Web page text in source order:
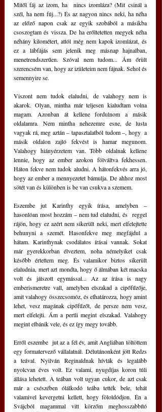
Mitől fáj az izom, ha  nincs izomláza? (Mit csinál a
szél, ha nem fúj...?) És az nagyon nincs neki, ha néha
az előző napon csak az egyik szobából a másikba
csoszogtam és vissza. De ha erőltetetten megyek néha
néhány kilométert, attól még nem kapok izomlázat, és
ez a lábfájás sem jelenik meg másnap hajnalban,
menetrendszerűen. Szóval nem tudom... Ám őrült
szerencsém van, hogy az izületeim nem fájnak. Sehol és
semennyire se.
Viszont nem tudok elaludni, de valahogy nem is
akarok. Olyan, mintha már teljesen kialudtam volna
magam. Azonban át kellene fordulnom a másik
oldalamra. Nem mintha nehezemre esne, de lusta
vagyak rá, meg aztán – tapasztalatból tudom –, hogy  a
másik oldalon zajló fekvést is hamar megunom.
Valahogy hiányérzetem van. Több oldalnak kellene
lennie, hogy az ember azokon fölváltva fekhessen.
Háton fekve nem tudok aludni. A hátonfekvés arra jó,
hogy az ember a mennyezetet bámulja. De ahhoz most
sötét van és különben is be van csukva a szemem.
Eszembe jut Karinthy egyik írása, amelyben –
hasonlóan most hozzám – nem tud elaludni, és  reggel
rájön, hogy ez azért nem sikerült neki, mert elfelejtette
behunyni a szemét. Hasonfekve meg megfájdul a
hátam. Karinthynak csodálatos írásai vannak. Sokat
már gyerekkorban élveztem, noha némelyiket csak
később értettem meg. És valamikor biztos sikerült
elaludnia, mert azt mondta, hogy ő álmában két macska
volt és játszott egymással... Az az írása is nagy
emberismeretre vall, amelyben elszakad a cipőfűzője,
amit valahogy összecsomóz, és elhatározza, hogy amint
lehet, vesz magának cipőfűzőt, de persze nem vesz,
mert elfelejti. Ám a pertli megint elszakad. Valahogy
megint elbánik vele, és ez így megy tovább.
Erről eszembe  jut az a fél év, amit Angliában töltöttem
egy formatervező vállalatnál. Délutánonként jött Redzs
a teával. Nyilván Reginaldnak hívták és legalább
nyolcvan éves volt. Ez valami, nyugdíjas koron túli
állása lehetett. A teában volt ugyan cukor, de azt csak
már a csészében ólálkodó teába tették bele, tehát
valamivel kevergetni kellett, hogy föloldódjon. Én a
Svájcból magammal vitt körzőm meghosszabbító